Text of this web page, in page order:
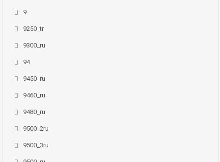
9
9250_tr
9300_ru
94
9450_ru
9460_ru
9480_ru
9500_2ru
9500_3ru